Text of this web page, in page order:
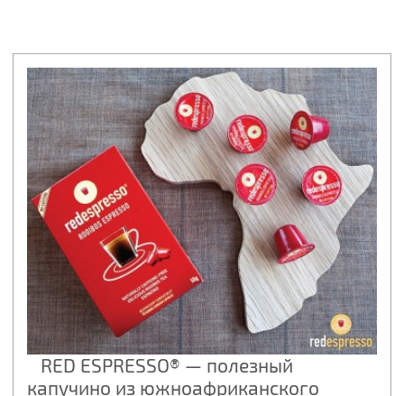
RED ESPRESSO® — полезный
капучино из южноафриканского